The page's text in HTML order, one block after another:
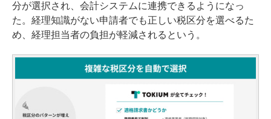
分が選択され、会計システムに連携できるようになっ
た。経理知識がない申請者でも正しい税区分を選べるた
め、経理担当者の負担が軽減されるという。